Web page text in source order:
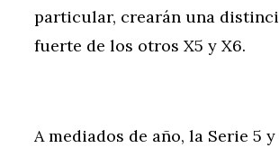
particular, crearán una
fuerte de los otros X5 y X6.
A mediados de año, la Serie 5